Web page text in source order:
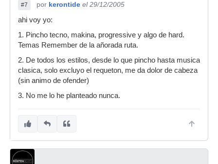
#7 por kerontide el 29/12/2005
ahi voy yo:
1. Pincho tecno, makina, progressive y algo de hard.
Temas Remember de la añorada ruta.
2. De todos los estilos, desde lo que pincho hasta musica
clasica, solo excluyo el requeton, me da dolor de cabeza
(sin animo de ofender)
3. No me lo he planteado nunca.